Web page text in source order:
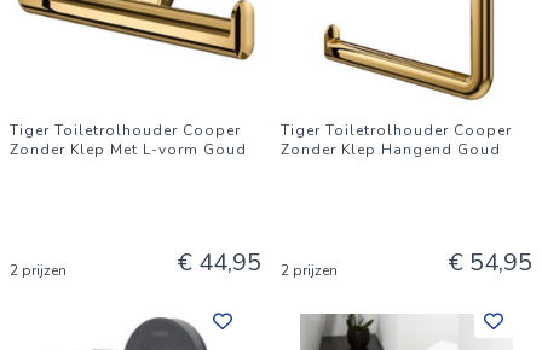
Tiger Toiletrolhouder Cooper
Zonder Klep Met L-vorm Goud
2 prijzen € 44,95
Tiger Toiletrolhouder Cooper
Zonder Klep Hangend Goud
2 prijzen € 54,95